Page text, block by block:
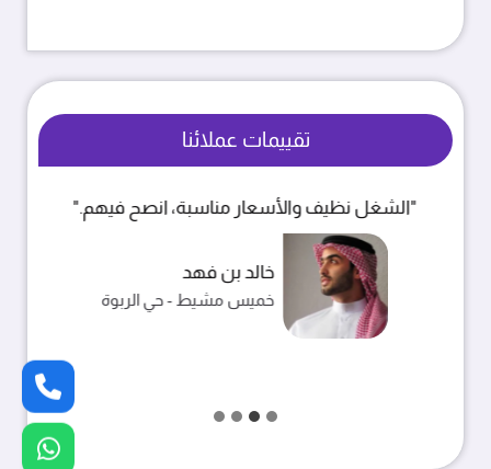
تقييمات عملائنا
"الشغل نظيف والأسعار مناسبة، انصح فيهم."
خالد بن فهد
خميس مشيط - حي الربوة